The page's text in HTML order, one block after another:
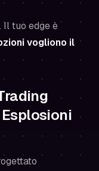
tuo edge è
vogliono il